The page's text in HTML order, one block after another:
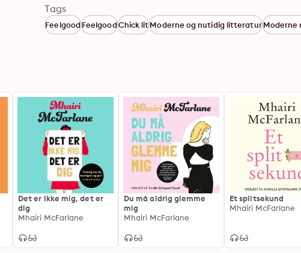
Tags
FeelgoodFeelgoodChick litModerne og nutidig litteraturModerne
Det er ikke mig, det er
dig
Mhairi McFarlane
Du må aldrig glemme
mig
Mhairi McFarlane
Et splitsekund
Mhairi McFarlane